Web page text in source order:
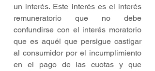
un interés. Este interés es el interés
remuneratorio que no debe
confundirse con el interés moratorio
que es aquél que persigue castigar
al consumidor por el incumplimiento
en el pago de las cuotas y que